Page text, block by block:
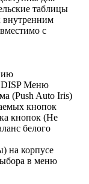
таблицы
внутренним
с
DISP Меню
(Push Auto Iris)
кнопок
кнопок (Не
белого
на корпусе
в меню